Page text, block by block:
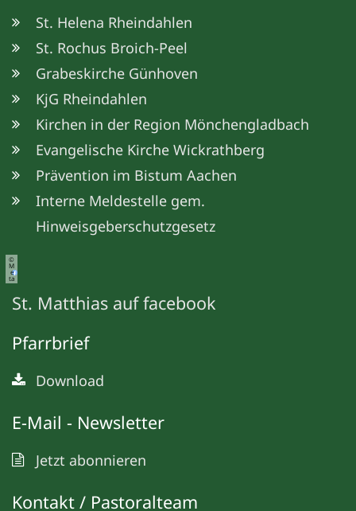
St. Helena Rheindahlen
St. Rochus Broich-Peel
Grabeskirche Günhoven
KjG Rheindahlen
Kirchen in der Region Mönchengladbach
Evangelische Kirche Wickrathberg
Prävention im Bistum Aachen
Interne Meldestelle gem.
Hinweisgeberschutzgesetz
©
M
e
ta
St. Matthias auf facebook
Pfarrbrief
Download
E-Mail - Newsletter
Jetzt abonnieren
Kontakt / Pastoralteam